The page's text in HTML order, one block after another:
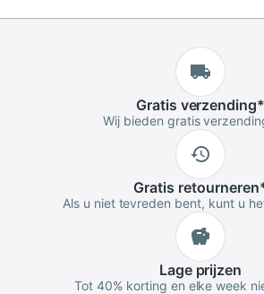
Gratis verzending*
Wij bieden gratis
Gratis retourneren
Als u niet tevreden bent, kunt u
Lageprijzen
Tot 40% korting en elke week